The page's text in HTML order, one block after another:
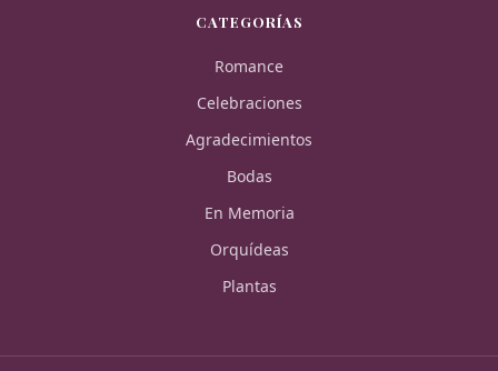
CATEGORÍAS
Romance
Celebraciones
Agradecimientos
Bodas
En Memoria
Orquídeas
Plantas